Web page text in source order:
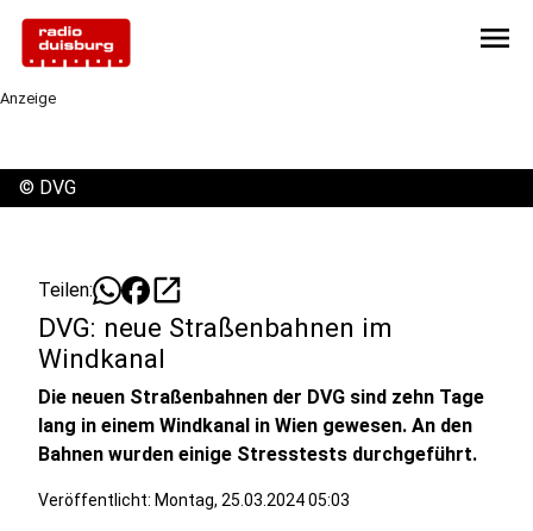
menu
Anzeige
© DVG
Teilen: open_in_new
DVG: neue Straßenbahnen im
Windkanal
Die neuen Straßenbahnen der DVG sind zehn Tage
lang in einem Windkanal in Wien gewesen. An den
Bahnen wurden einige Stresstests durchgeführt.
Veröffentlicht: Montag, 25.03.2024 05:03